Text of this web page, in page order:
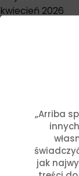
„Arriba
jak
kwiecień 2026
czerwiec 2025
marzec 2025
styczeń 2025